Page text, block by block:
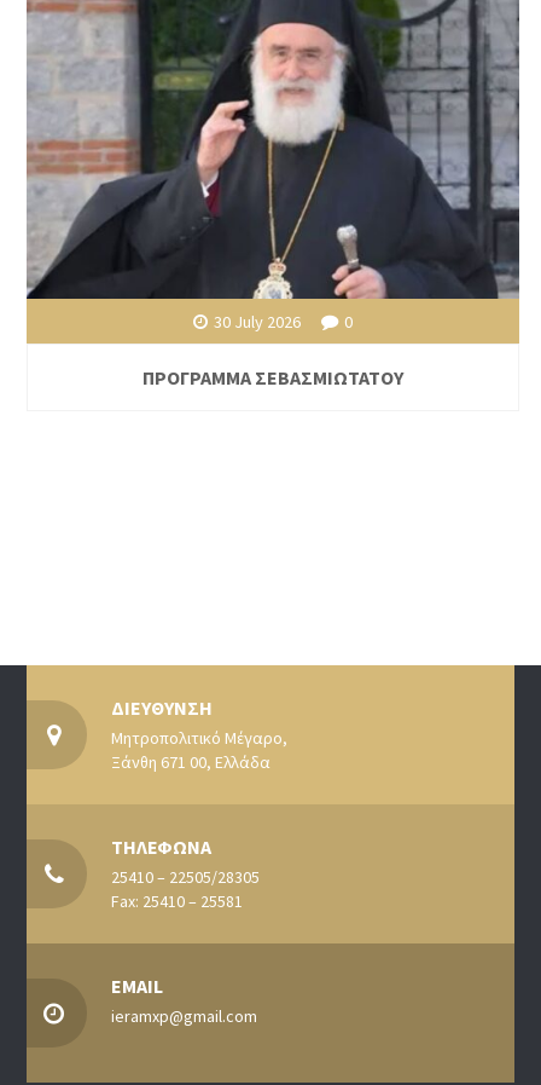
30 July 2026 0
ΠΡΟΓΡΑΜΜΑ ΣΕΒΑΣΜΙΩΤΑΤΟΥ
ΔΙΕΥΘΥΝΣΗ
Μητροπολιτικό Μέγαρο,
Ξάνθη 671 00, Ελλάδα
ΤΗΛΕΦΩΝΑ
25410 – 22505/28305
Fax: 25410 – 25581
EMAIL
ieramxp@gmail.com